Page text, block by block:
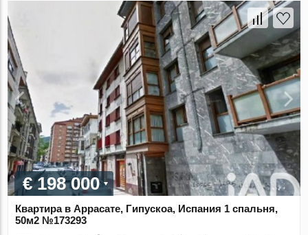
€ 198 000
Квартира в Аррасате, Гипускоа, Испания 1 спальня,
50м2 №173293